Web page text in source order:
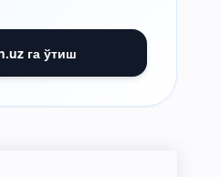
га ўтиш